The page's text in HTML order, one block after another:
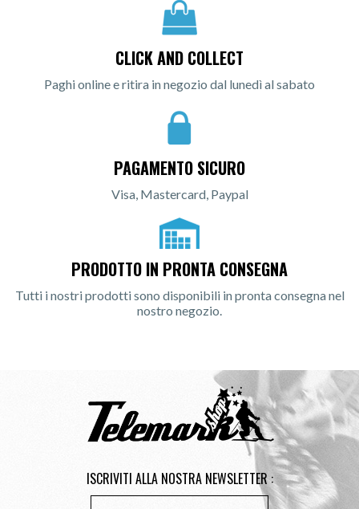
CLICK AND COLLECT
Paghi online e ritira in negozio dal lunedì al sabato
PAGAMENTO SICURO
Visa, Mastercard, Paypal
PRODOTTO IN PRONTA CONSEGNA
Tutti i nostri prodotti sono disponibili in pronta consegna nel
nostro negozio.
ISCRIVITI ALLA NOSTRA NEWSLETTER :